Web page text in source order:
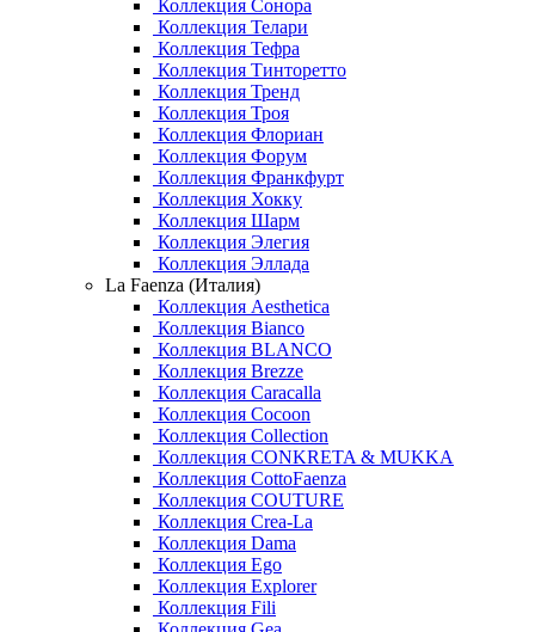
Коллекция Сонора
Коллекция Телари
Коллекция Тефра
Коллекция Тинторетто
Коллекция Тренд
Коллекция Троя
Коллекция Флориан
Коллекция Форум
Коллекция Франкфурт
Коллекция Хокку
Коллекция Шарм
Коллекция Элегия
Коллекция Эллада
La Faenza (Италия)
Коллекция Aesthetica
Коллекция Bianco
Коллекция BLANCO
Коллекция Brezze
Коллекция Caracalla
Коллекция Cocoon
Коллекция Collection
Коллекция CONKRETA & MUKKA
Коллекция CottoFaenza
Коллекция COUTURE
Коллекция Crea-La
Коллекция Dama
Коллекция Ego
Коллекция Explorer
Коллекция Fili